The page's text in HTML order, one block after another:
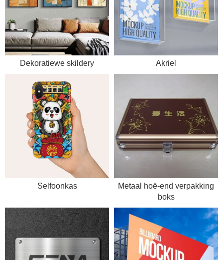
Dekoratiewe skildery Akriel
Selfoonkas
Metaal hoë-end verpakking
boks